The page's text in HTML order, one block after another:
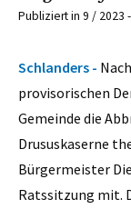
Publiziert in 9 / 2023
Schlanders -
provisorischen
Gemeinde die
Drususkaserne
Bürgermeister
Ratssitzung mit.